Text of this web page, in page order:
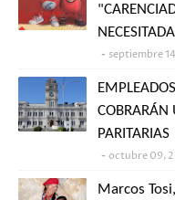
septiembre
COBRARÁN
PARITARIAS
octubre 09,
Marcos